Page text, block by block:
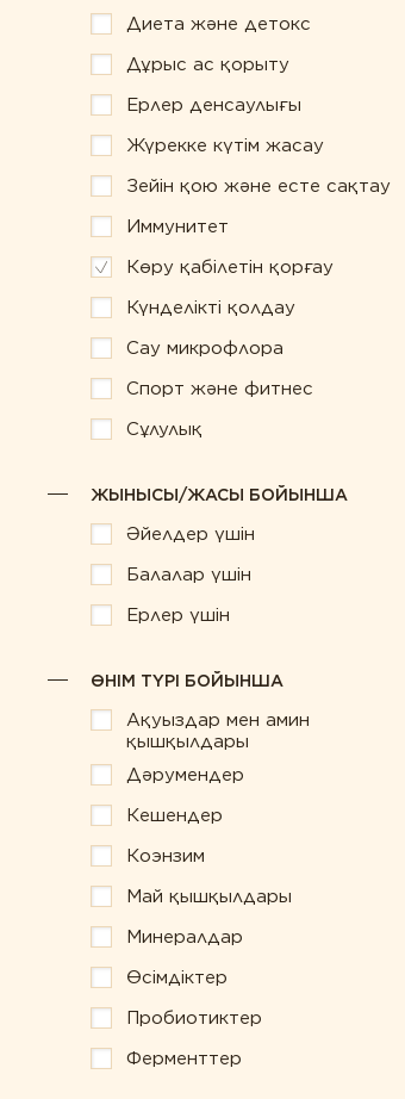
Диета және детокс
Дұрыс ас қорыту
Ерлер денсаулығы
Диета және детокс
Дұрыс ас қорыту
Ерлер денсаулығы
Жүрекке күтім жасау
Зейін қою және есте сақтау
Иммунитет
Көру қабілетін қорғау
Күнделікті қолдау
Сау микрофлора
Спорт және фитнес
Сұлулық
ЖЫНЫСЫ/ЖАСЫ БОЙЫНША
Әйелдер үшін
Балалар үшін
Ерлер үшін
ӨНІМ ТҮРІ БОЙЫНША
Ақуыздар мен амин
қышқылдары
Дәрумендер
Кешендер
Коэнзим
Май қышқылдары
Минералдар
Өсімдіктер
Пробиотиктер
Ферменттер